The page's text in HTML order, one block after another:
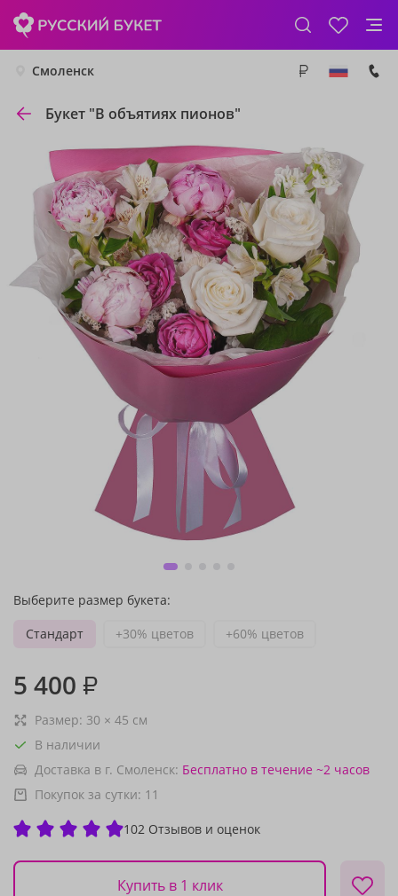
Смоленск
Букет "В объятиях пионов"
Выберите размер букета:
Стандарт
+30% цветов +60% цветов
5 400 ₽
Размер: 30 × 45 см
В наличии
Доставка в г. Смоленск: Бесплатно в течение ~2 часов
Покупок за сутки: 11
102 Отзывов и оценок
Купить в 1 клик